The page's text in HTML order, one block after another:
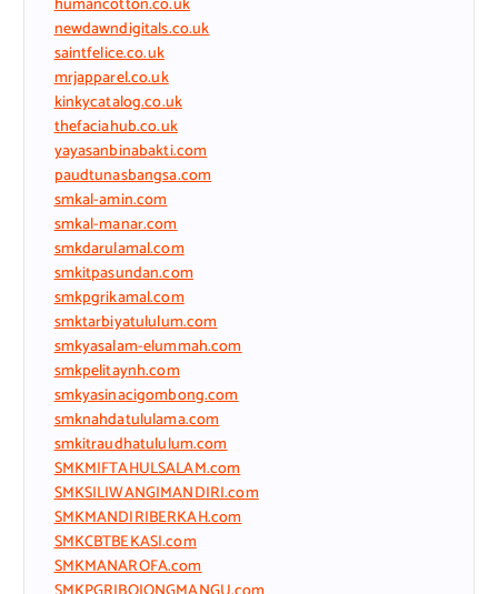
humancotton.co.uk
newdawndigitals.co.uk
saintfelice.co.uk
mrjapparel.co.uk
kinkycatalog.co.uk
thefaciahub.co.uk
yayasanbinabakti.com
paudtunasbangsa.com
smkal-amin.com
smkal-manar.com
smkdarulamal.com
smkitpasundan.com
smkpgrikamal.com
smktarbiyatululum.com
smkyasalam-elummah.com
smkpelitaynh.com
smkyasinacigombong.com
smknahdatululama.com
smkitraudhatululum.com
SMKMIFTAHULSALAM.com
SMKSILIWANGIMANDIRI.com
SMKMANDIRIBERKAH.com
SMKCBTBEKASI.com
SMKMANAROFA.com